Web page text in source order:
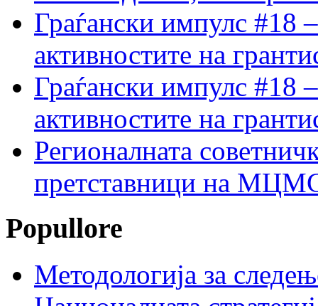
Граѓански импулс #18
активностите на
Граѓански импулс #18
активностите на
Регионалната
претставници на МЦМС
Popullore
Методологија за